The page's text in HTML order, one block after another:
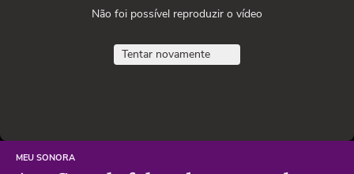
Não foi possível reproduzir o vídeo
Tentar novamente
MEU SONORA